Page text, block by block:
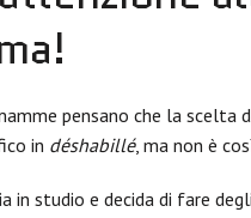
pensano che la scelta
in déshabillé, ma non è
in studio e decida di fare